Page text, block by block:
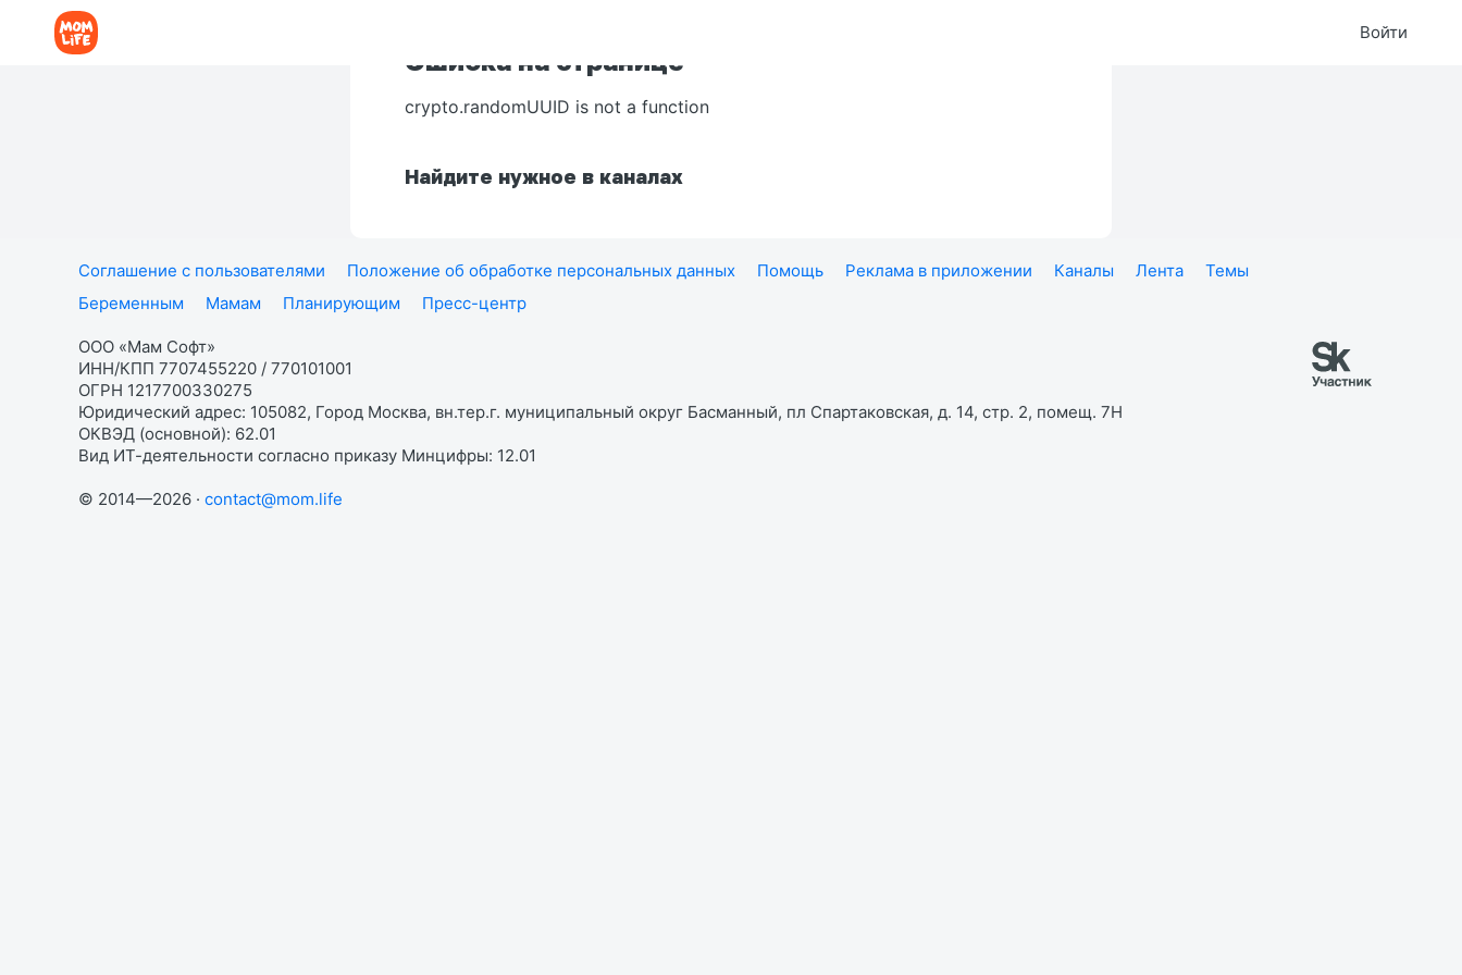
Войти
Ошибка на странице
crypto.randomUUID is not a function
Найдите нужное в каналах
Соглашение с пользователями Положение об обработке персональных данных Помощь Реклама в приложении Каналы Лента
Темы
Беременным
Мамам Планирующим Пресс-центр
ООО «Мам Софт»
ИНН/КПП 7707455220 / 770101001
ОГРН 1217700330275
Юридический адрес: 105082, Город Москва, вн.тер.г. муниципальный округ Басманный, пл Спартаковская, д. 14, стр. 2, помещ. 7Н
ОКВЭД (основной): 62.01
Вид ИТ-деятельности согласно приказу Минцифры: 12.01
© 2014—2026 · contact@mom.life